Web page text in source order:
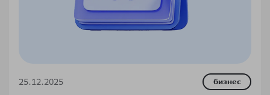
25.12.2025 бизнес